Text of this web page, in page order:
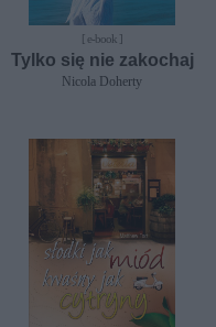
[ e-book ]
Tylko się nie zakochaj
Nicola Doherty